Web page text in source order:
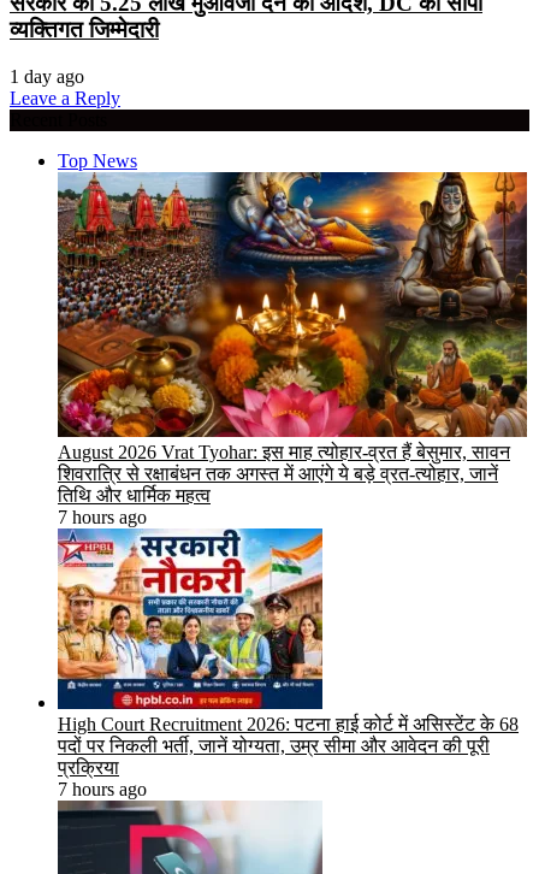
व्यक्तिगत जिम्मेदारी
1 day ago
Leave a Reply
Top News
August 2026 Vrat Tyohar: इस माह त्योहार-व्रत हैं बेसुमार, सावन
शिवरात्रि से रक्षाबंधन तक अगस्त में आएंगे ये बड़े व्रत-त्योहार, जानें
तिथि और धार्मिक महत्व
7 hours ago
High Court Recruitment 2026: पटना हाई कोर्ट में असिस्टेंट के 68
पदों पर निकली भर्ती, जानें योग्यता, उम्र सीमा और आवेदन की पूरी
प्रक्रिया
7 hours ago